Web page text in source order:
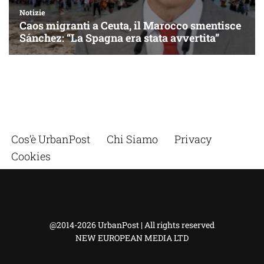
Cos’è UrbanPost Chi Siamo
Privacy
Cookies
@2014-2026 UrbanPost | All rights reserved
NEW EUROPEAN MEDIA LTD